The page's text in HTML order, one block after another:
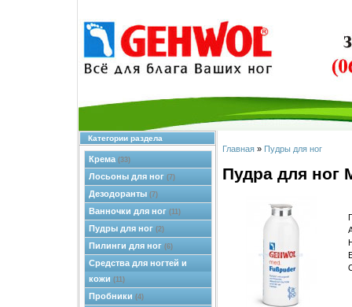
Категории раздела
Крема (33)
Лосьоны для ног (7)
Дезодоранты (7)
Ванночки для ног (11)
Пудры для ног (2)
Пилинги для ног (6)
Средства для ногтей и
кожи (11)
Пробники (4)
Главная » Пудры для ног
Пудра для ног